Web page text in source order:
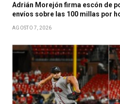
Adrián Morejón firma escón de
envíos sobre las 100 millas por
AGOSTO 7, 2026